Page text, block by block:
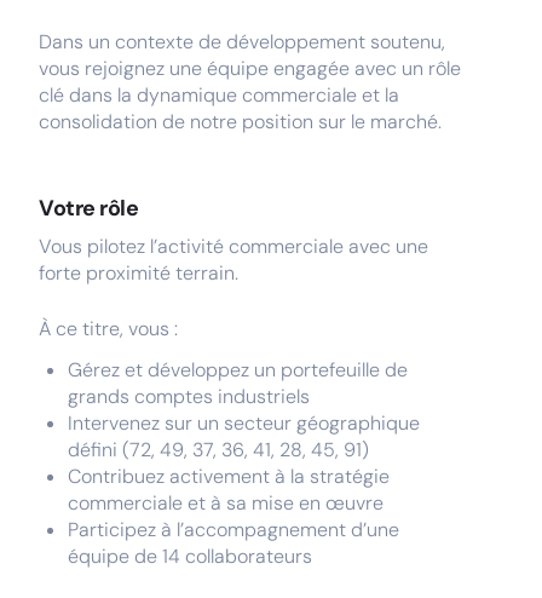
Dans un contexte de développement soutenu,
vous rejoignez une équipe engagée avec un rôle
clé dans la dynamique commerciale et la
consolidation de notre position sur le marché.
Votre rôle
Vous pilotez l’activité commerciale avec une
forte proximité terrain.
À ce titre, vous :
Gérez et développez un portefeuille de
grands comptes industriels
Intervenez sur un secteur géographique
défini (72, 49, 37, 36, 41, 28, 45, 91)
Contribuez activement à la stratégie
commerciale et à sa mise en œuvre
Participez à l’accompagnement d’une
équipe de 14 collaborateurs